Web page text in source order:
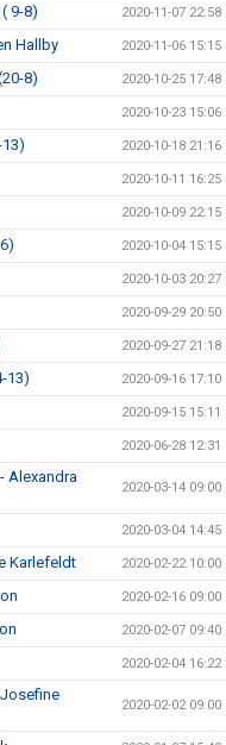
9-8) 2020-11-07 22:58
Hallby 2020-11-06 15:15
8) 2020-10-25 17:48
2020-10-23 15:06
2020-10-18 21:16
2020-10-11 16:25
2020-10-09 22:15
2020-10-04 15:15
2020-10-03 20:27
2020-09-29 20:50
2020-09-27 21:18
13) 2020-09-16 17:10
2020-09-15 15:11
2020-06-28 12:31
Alexandra
2020-03-14 09:00
2020-03-04 14:45
Karlefeldt 2020-02-22 10:00
2020-02-16 09:00
2020-02-07 09:40
2020-02-04 16:22
2020-02-02 09:00